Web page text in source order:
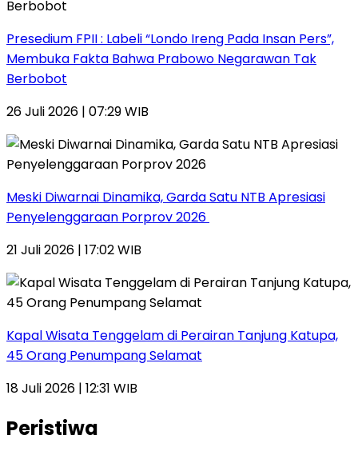
Presedium FPII : Labeli “Londo Ireng Pada Insan Pers”,
Membuka Fakta Bahwa Prabowo Negarawan Tak
Berbobot
26 Juli 2026 | 07:29 WIB
Meski Diwarnai Dinamika, Garda Satu NTB Apresiasi
Penyelenggaraan Porprov 2026 ‎
21 Juli 2026 | 17:02 WIB
Kapal Wisata Tenggelam di Perairan Tanjung Katupa,
45 Orang Penumpang Selamat
18 Juli 2026 | 12:31 WIB
Peristiwa